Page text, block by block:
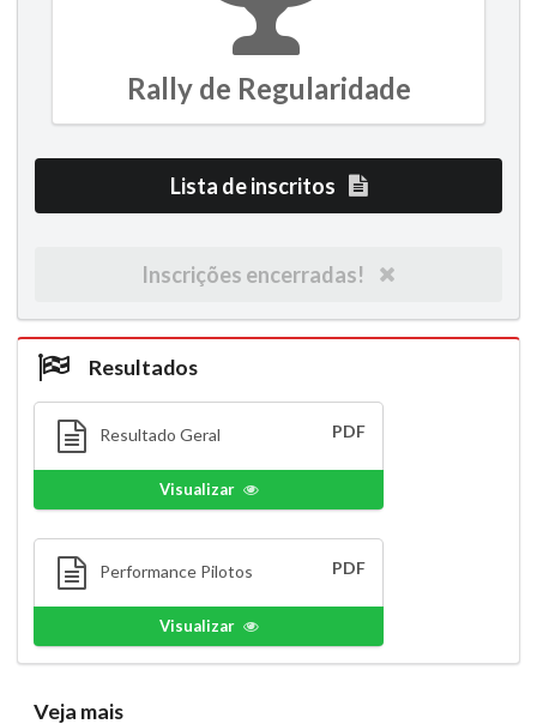
Rally de Regularidade
Lista de inscritos
Inscrições encerradas!
Resultados
Resultado Geral PDF
Visualizar
Performance Pilotos PDF
Visualizar
Veja mais